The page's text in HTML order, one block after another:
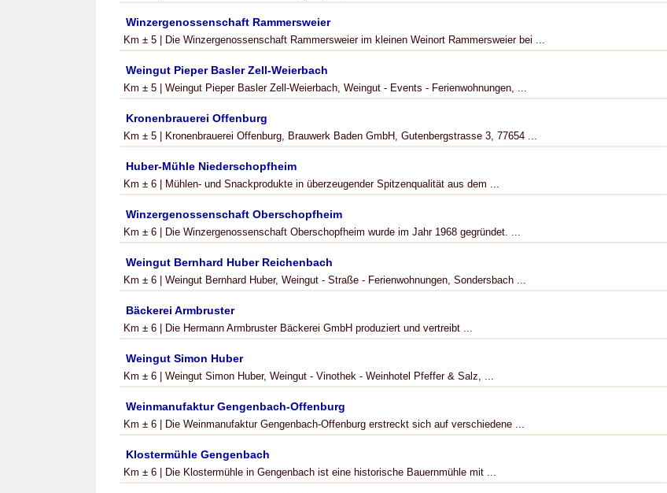
Winzergenossenschaft Rammersweier
Km ± 5 | Die Winzergenossenschaft Rammersweier im kleinen Weinort Rammersweier bei ...
Weingut Pieper Basler Zell-Weierbach
Km ± 5 | Weingut Pieper Basler Zell-Weierbach, Weingut - Events - Ferienwohnungen, ...
Kronenbrauerei Offenburg
Km ± 5 | Kronenbrauerei Offenburg, Brauwerk Baden GmbH, Gutenbergstrasse 3, 77654 ...
Huber-Mühle Niederschopfheim
Km ± 6 | Mühlen- und Snackprodukte in überzeugender Spitzenqualität aus dem ...
Winzergenossenschaft Oberschopfheim
Km ± 6 | Die Winzergenossenschaft Oberschopfheim wurde im Jahr 1968 gegründet. ...
Weingut Bernhard Huber Reichenbach
Km ± 6 | Weingut Bernhard Huber, Weingut - Straße - Ferienwohnungen, Sondersbach ...
Bäckerei Armbruster
Km ± 6 | Die Hermann Armbruster Bäckerei GmbH produziert und vertreibt ...
Weingut Simon Huber
Km ± 6 | Weingut Simon Huber, Weingut - Vinothek - Weinhotel Pfeffer & Salz, ...
Weinmanufaktur Gengenbach-Offenburg
Km ± 6 | Die Weinmanufaktur Gengenbach-Offenburg erstreckt sich auf verschiedene ...
Klostermühle Gengenbach
Km ± 6 | Die Klostermühle in Gengenbach ist eine historische Bauernmühle mit ...